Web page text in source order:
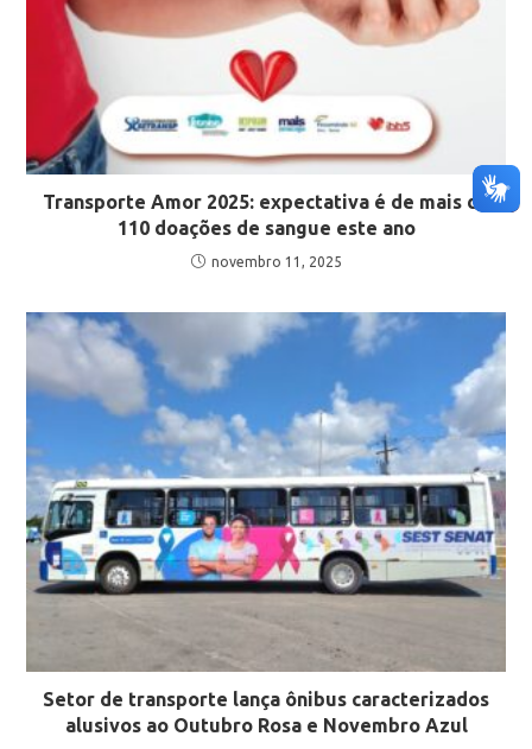
Transporte Amor 2025: expectativa é de mais de
110 doações de sangue este ano
novembro 11, 2025
Setor de transporte lança ônibus caracterizados
alusivos ao Outubro Rosa e Novembro Azul